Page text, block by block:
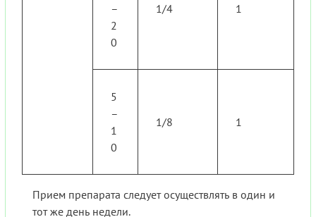
–
2
0
1/4 1
5
–
1
0
1/8 1
Прием препарата следует осуществлять в один и
тот же день недели.